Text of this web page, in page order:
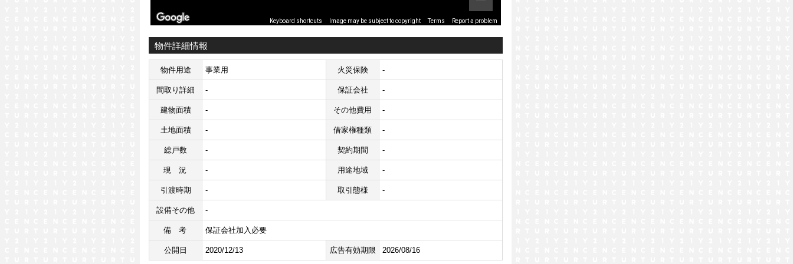
Keyboard shortcuts Image may be subject to copyright Terms Report a problem
物件詳細情報
物件用途 事業用 火災保険 -
間取り詳細 - 保証会社 -
建物面積 - その他費用 -
土地面積 - 借家権種類 -
総戸数 - 契約期間 -
現況 - 用途地域 -
引渡時期 - 取引態様 -
設備その他 -
備考 保証会社加入必要
公開日 2020/12/13 広告有効期限 2026/08/16